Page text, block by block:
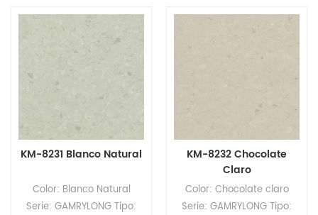
2,0 mm (espesor) x 2,0 m
(ancho) x 20 m (largo).
Superficie: revestimiento
Tamaño: 2,0 mm
x 20 m (largo). Superficie:
KM-8231 Blanco Natural
Color: Blanco Natural
Serie: GAMRYLONG Tipo:
KM-8232 Chocolate
Claro
Color: Chocolate claro
Serie: GAMRYLONG Tipo: